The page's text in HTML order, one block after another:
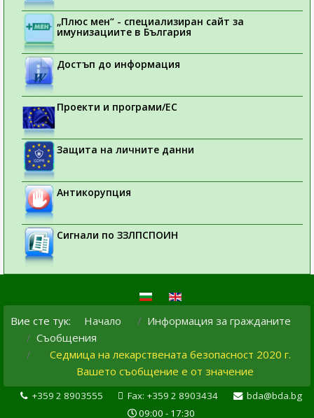
„Плюс мен“ - специализиран сайт за
имунизациите в България
Достъп до информация
Проекти и програми/ЕС
Защита на личните данни
Антикорупция
Сигнали по ЗЗЛПСПОИН
Вие сте тук: Начало
Информация за гражданите
Съобщения
Седмица на лекарствената безопасност 2020 г.
Вашето съобщение е от значение
+359 2 8903555 Fax: +359 2 8903434
bda@bda.bg
09:00 - 17:30